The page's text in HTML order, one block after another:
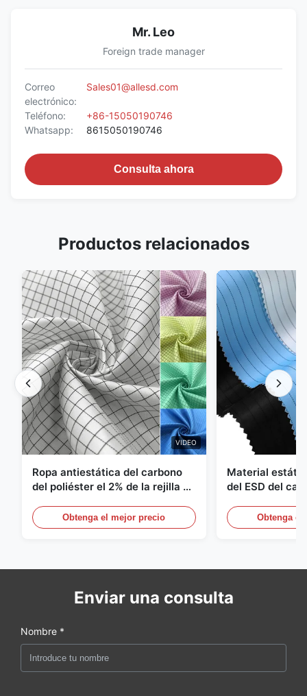
Mr. Leo
Foreign trade manager
Correo
electrónico:
Sales01@allesd.com
Teléfono:
+86-15050190746
Whatsapp:
8615050190746
Consulta ahora
Productos relacionados
VIDEO
Ropa antiestática del carbono
del poliéster el 2% de la rejilla el
1/2
Obtenga el mejor precio
Material
del ESD del
Obtenga el
Enviar una consulta
Nombre *